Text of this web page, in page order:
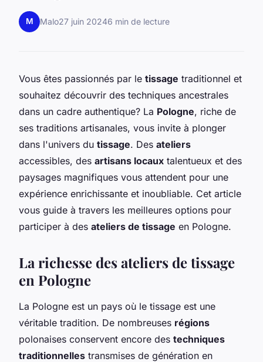
M Malo27 juin 20246 min de lecture
Vous êtes passionnés par le tissage traditionnel et
souhaitez découvrir des techniques ancestrales
dans un cadre authentique? La Pologne, riche de
ses traditions artisanales, vous invite à plonger
dans l'univers du tissage. Des ateliers
accessibles, des artisans locaux talentueux et des
paysages magnifiques vous attendent pour une
expérience enrichissante et inoubliable. Cet article
vous guide à travers les meilleures options pour
participer à des ateliers de tissage en Pologne.
La richesse des ateliers de tissage
en Pologne
La Pologne est un pays où le tissage est une
véritable tradition. De nombreuses régions
polonaises conservent encore des techniques
traditionnelles transmises de génération en